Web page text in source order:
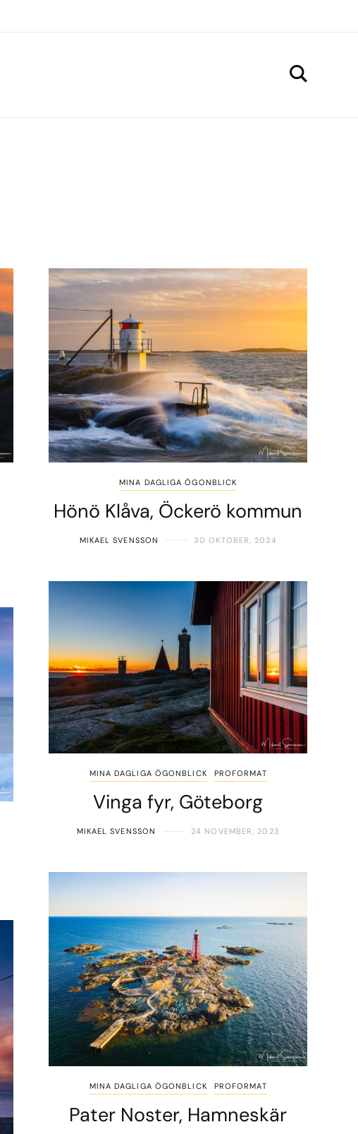
MINA DAGLIGA ÖGONBLICK
Hönö Klåva, Öckerö kommun
MIKAEL SVENSSON 30 OKTOBER, 2024
MINA DAGLIGA ÖGONBLICK PROFORMAT
Vinga fyr, Göteborg
MIKAEL SVENSSON 24 NOVEMBER, 2023
MINA DAGLIGA ÖGONBLICK PROFORMAT
Pater Noster, Hamneskär